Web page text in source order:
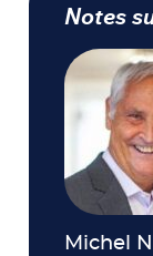
Notes
Michel